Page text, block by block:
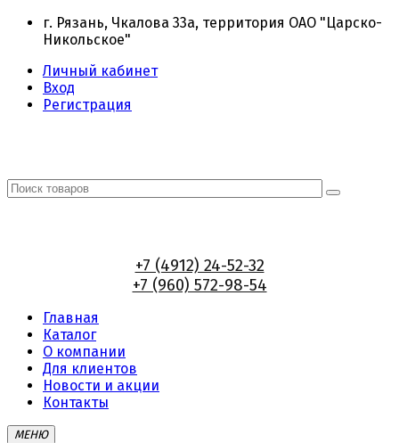
г. Рязань, Чкалова 33а, территория ОАО "Царско-
Никольское"
Личный кабинет
Вход
Регистрация
+7 (4912) 24-52-32
+7 (960) 572-98-54
Главная
Каталог
О компании
Для клиентов
Новости и акции
Контакты
МЕНЮ